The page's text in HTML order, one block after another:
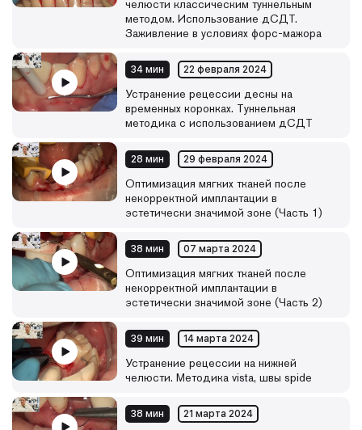
челюсти классическим туннельным
методом. Использование дСДТ.
Заживление в условиях форс-мажора
34 мин 22 февраля 2024
Устранение рецессии десны на
временных коронках. Туннельная
методика с использованием дСДТ
28 мин 29 февраля 2024
Оптимизация мягких тканей после
некорректной имплантации в
эстетически значимой зоне (Часть 1)
38 мин 07 марта 2024
Оптимизация мягких тканей после
некорректной имплантации в
эстетически значимой зоне (Часть 2)
39 мин 14 марта 2024
Устранение рецессии на нижней
челюсти. Методика vista, швы spide
38 мин 21 марта 2024